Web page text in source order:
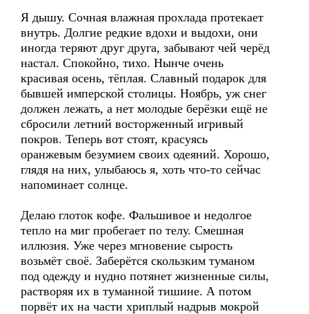
Я дышу. Сочная влажная прохлада протекает
внутрь. Долгие редкие вдохи и выдохи, они
иногда теряют друг друга, забывают чей черёд
настал. Спокойно, тихо. Нынче очень
красивая осень, тёплая. Славный подарок для
бывшей имперской столицы. Ноябрь, уж снег
должен лежать, а нет молодые берёзки ещё не
сбросили летний восторженный игривый
покров. Теперь вот стоят, красуясь
оранжевым безумием своих одеяний. Хорошо,
глядя на них, улыбаюсь я, хоть что-то сейчас
напоминает солнце.
Делаю глоток кофе. Фальшивое и недолгое
тепло на миг пробегает по телу. Смешная
иллюзия. Уже через мгновение сырость
возьмёт своё. Заберётся скользким туманом
под одежду и нудно потянет жизненные силы,
растворяя их в туманной тишине. А потом
порвёт их на части хриплый надрыв мокрой